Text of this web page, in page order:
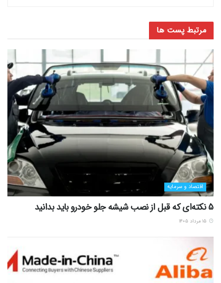
مرتبط پست ها
اقتصاد و سرمایه
5 نکته‌ای که قبل از نصب شیشه جلو خودرو باید بدانید